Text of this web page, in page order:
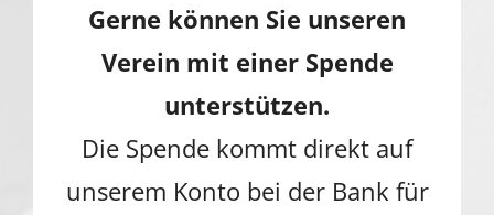
Gerne können Sie unseren
Verein mit einer Spende
unterstützen.
Die Spende kommt direkt auf
unserem Konto bei der Bank für